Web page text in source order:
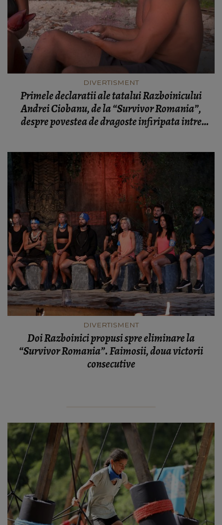
DIVERTISMENT
Primele declaratii ale tatalui Razboinicului
Andrei Ciobanu, de la “Survivor Romania”,
despre povestea de dragoste infiripata intre
DIVERTISMENT
Doi Razboinici propusi spre eliminare la
“Survivor Romania”. Faimosii, doua victorii
consecutive